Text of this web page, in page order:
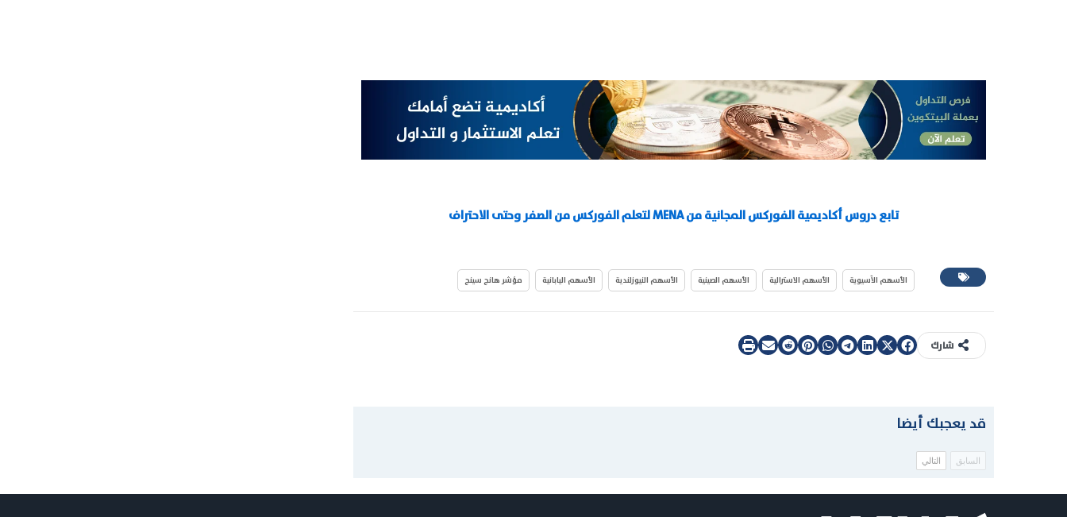
تابع دروس أكاديمية الفوركس المجانية منMENA لتعلم الفوركس من الصفر وحتى الاحتراف
الأسهم الآسيوية الأسهم الاسترالية الأسهم الصينية الأسهم النيوزلندية الأسهم اليابانية مؤشر هانج سينج
شارك
قد يعجبك أيضا
السابق التالي